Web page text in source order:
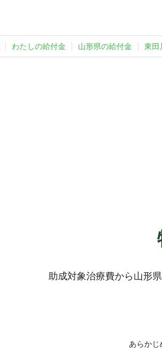
わたしの給付金 山形県の給付金 東田
助成対象治療費から山形
あらかじ